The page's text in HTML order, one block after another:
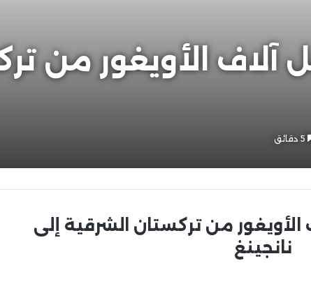
الأويغور من
من تركستان الشرقية إلى
نانجينغ